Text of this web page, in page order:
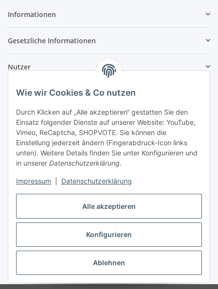
Alle akzeptieren
Konfigurieren
Ablehnen
Wie wir Cookies & Co nutzen
Durch Klicken auf „Alle akzeptieren“ gestatten Sie den
Einsatz folgender Dienste auf unserer Website: YouTube,
Vimeo, ReCaptcha, SHOPVOTE. Sie können die
Einstellung jederzeit ändern (Fingerabdruck-Icon links
unten). Weitere Details finden Sie unter Konfigurieren und
in unserer Datenschutzerklärung.
Impressum Datenschutzerklärung
Informationen
Gesetzliche Informationen
Nutzer